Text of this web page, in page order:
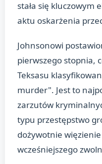
stała się kluczowym
aktu oskarżenia
Johnsonowi
pierwszego stopnia,
Teksasu
murder". Jest to
zarzutów
typu przestępstwo
dożywotnie
wcześniejszego